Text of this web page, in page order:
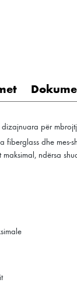
për
fiberglass dhe
ndërsa